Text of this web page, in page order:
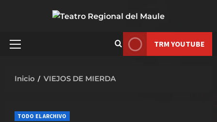
Menú
TRM YOUTUBE
Inicio VIEJOS DE MIERDA
TODO EL ARCHIVO